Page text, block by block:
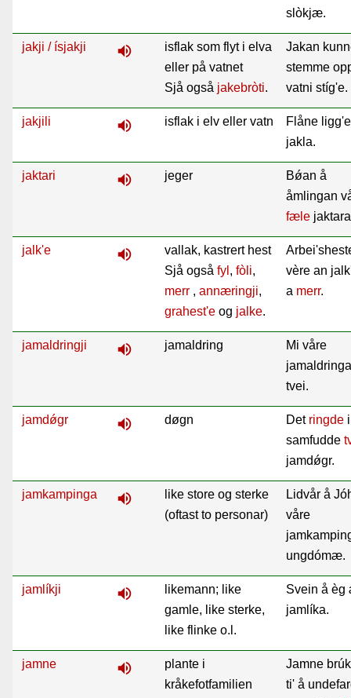
slòkjæ.
jakji / ísjakji volume_up
isflak som flyt i elva
eller på vatnet
Sjå også jakebròti.
Jakan
stemme
vatni stíg'e.
jakjili volume_up isflak i elv eller vatn
Flåne
jakla.
jaktari volume_up jeger
Bǿan å
åmlingan
fæle
jalk'e volume_up
vallak, kastrert hest
Sjå også fyl , fòli,
merr , annæringji,
grahest'e og jalke.
vère an
a merr.
jamaldringji volume_up jamaldring
Mi våre
tvei.
jamdǿgr volume_up døgn Det ringde i
samfudde
jamdǿgr.
jamkampinga volume_up
like store og sterke
(oftast to personar)
Lidvår å
våre
ungdómæ.
jamlíkji volume_up
likemann; like
gamle, like sterke,
like flinke o.l.
Svein å èg
jamlíka.
jamne volume_up
plante i
kråkefotfamilien
Jamne
ti' å